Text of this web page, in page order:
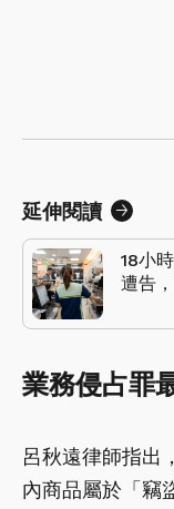
延伸閱讀
18小
遭告
業務侵占罪
呂秋遠律師指出
內商品屬於「竊